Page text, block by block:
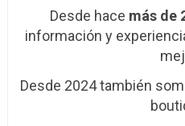
Desde hace más de
información y
Desde 2024 también